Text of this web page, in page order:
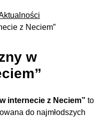
z Neciem”
w
internecie z Neciem” to
do najmłodszych